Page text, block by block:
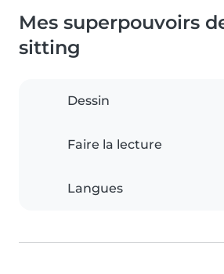
Mes superpouvoirs
sitting
Dessin
Faire la lecture
Langues